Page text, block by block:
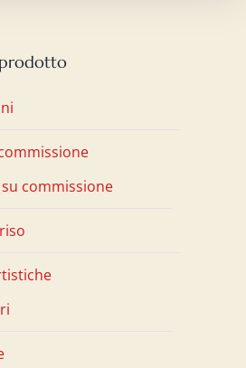
commissione